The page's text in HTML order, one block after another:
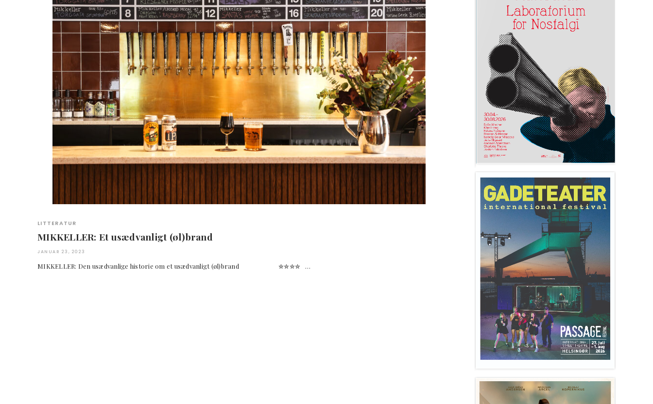
LITTERATUR
MIKKELLER: Et usædvanligt (øl)brand
JANUAR 23, 2023
MIKKELLER: Den usædvanlige historie om et usædvanligt (øl)brand ✮✮✮✮ …